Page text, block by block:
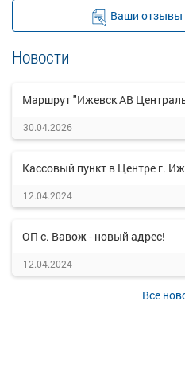
Ваши отзывы
Новости
Маршрут "Ижевск АВ
30.04.2026
Кассовый пункт в Центре г.
12.04.2024
ОП с. Вавож - новый адрес!
12.04.2024
Все